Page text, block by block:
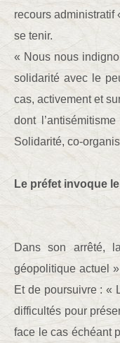
recours administratif
se tenir.
« Nous nous
solidarité avec le
cas, activement et
dont
Solidarité, co-
Le préfet invoque
Dans son arrêté,
géopolitique actuel
Et de poursuivre : «
difficultés pour
face le cas échéant